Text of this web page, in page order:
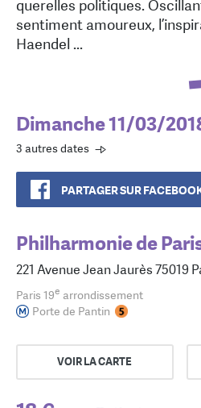
querelles politiques.
sentiment amoureux,
Haendel ...
Dimanche 11/03/
3 autres dates
PARTAGER SUR
Philharmonie de
221 Avenue Jean Jaurès 75019
Paris 19e arrondissement
Porte de Pantin
VOIR LA CARTE